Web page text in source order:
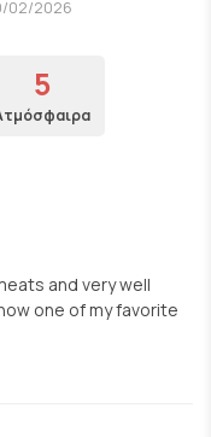
02/2026
5
and very well
one of my favorite